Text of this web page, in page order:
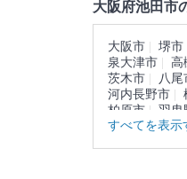
大阪府池田市
大阪市 堺市
泉大津市
高
茨木市
八尾
河内長野市
柏原市
羽曳
藤井寺市
東
すべてを表示